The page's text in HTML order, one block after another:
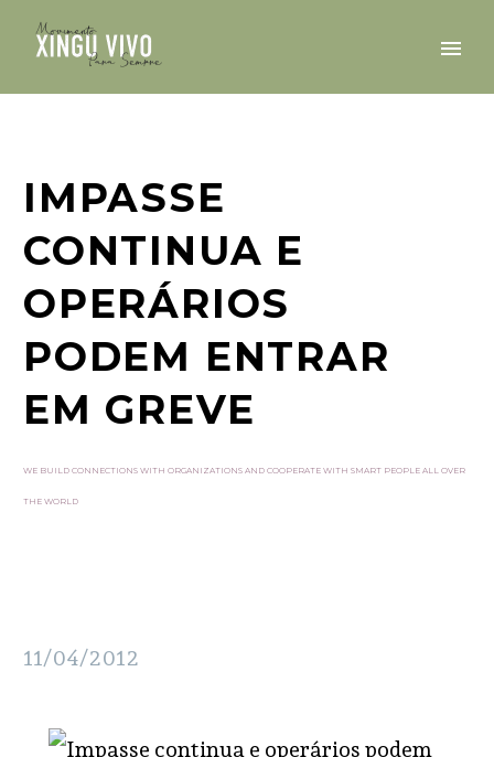
IMPASSE
CONTINUA E
OPERÁRIOS
PODEM ENTRAR
EM GREVE
WE BUILD CONNECTIONS WITH ORGANIZATIONS AND COOPERATE WITH SMART PEOPLE ALL OVER
THE WORLD
11/04/2012